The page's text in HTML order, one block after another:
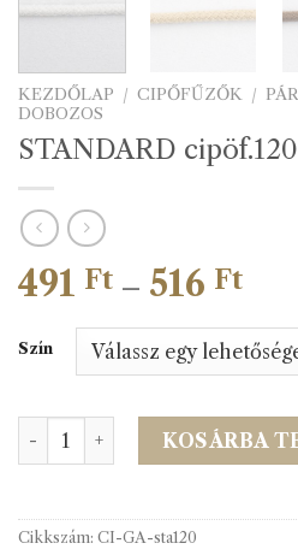
KEZDŐLAP / CIPŐFŰZŐK /
DOBOZOS
STANDARD
491 Ft – 516 Ft
-
Szín
STANDARD cipöf.120cm
KOSÁRBA
Cikkszám: CI-GA-sta120